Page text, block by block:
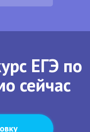
ЕГЭ по
сейчас